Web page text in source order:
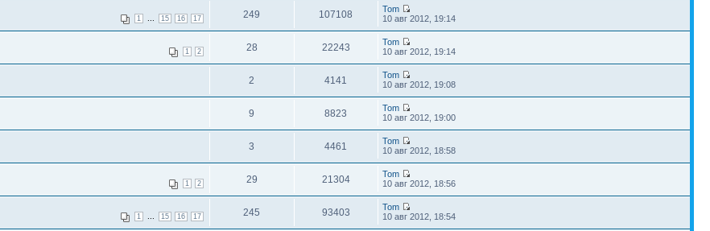
1 15 16 17 249 107108
Tom
10 авг 2012, 19:14
1 2 28 22243
Tom
10 авг 2012, 19:14
2 4141
Tom
10 авг 2012, 19:08
9 8823
Tom
10 авг 2012, 19:00
3 4461
Tom
10 авг 2012, 18:58
1 2 29 21304
Tom
10 авг 2012, 18:56
1 15 16 17 245 93403
Tom
10 авг 2012, 18:54